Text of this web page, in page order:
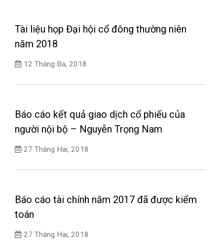
Tài liệu họp Đại hội cổ đông thường niên
năm 2018
12 Tháng Ba, 2018
Báo cáo kết quả giao dịch cổ phiếu của
người nội bộ – Nguyễn Trọng Nam
27 Tháng Hai, 2018
Báo cáo tài chính năm 2017 đã được kiểm
toán
27 Tháng Hai, 2018